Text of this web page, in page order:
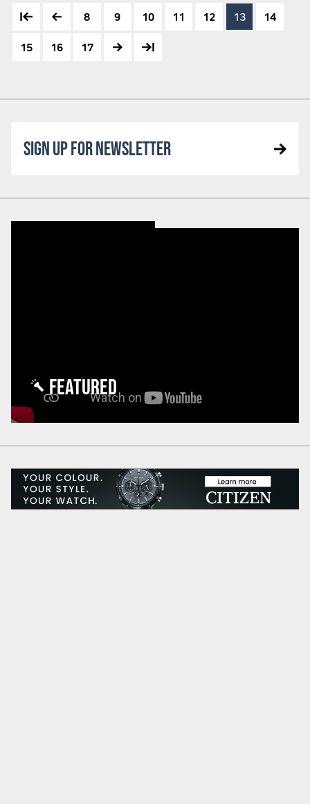
8 9 10 11 12 13 14
15 16 17
SIGN UP FOR NEWSLETTER
FEATURED